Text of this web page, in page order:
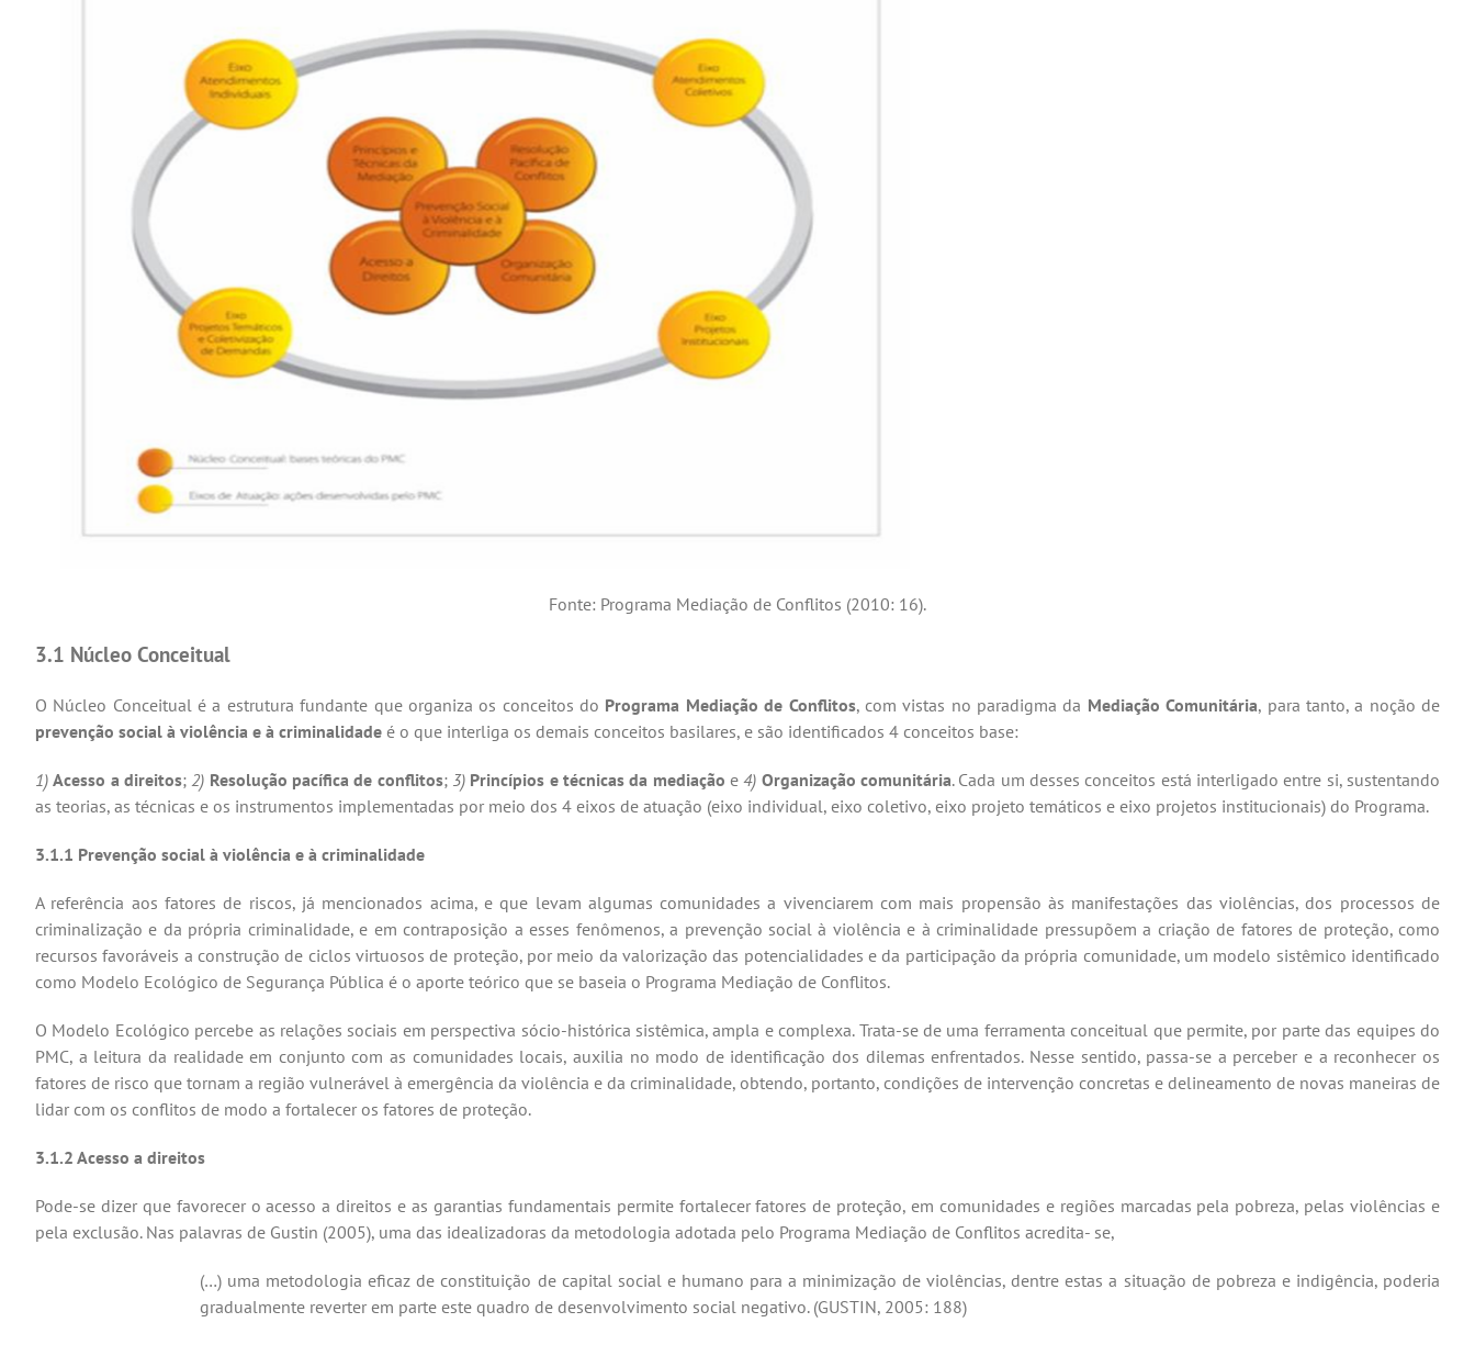
Fonte: Programa Mediação de Conflitos (2010: 16).
3.1 Núcleo Conceitual
O Núcleo Conceitual é a estrutura fundante que organiza os conceitos do Programa Mediação de Conflitos, com vistas no paradigma da Mediação Comunitária, para tanto, a noção de
prevenção social à violência e à criminalidade é o que interliga os demais conceitos basilares, e são identificados 4 conceitos base:
1)Acesso a direitos;2) Resolução pacífica de conflitos; 3) Princípios e técnicas da mediação e4) Organização comunitária. Cada um desses conceitos está interligado entre si, sustentando
as teorias, as técnicas e os instrumentos implementadas por meio dos 4 eixos de atuação (eixo individual, eixo coletivo, eixo projeto temáticos e eixo projetos institucionais) do Programa.
3.1.1 Prevenção social à violência e à criminalidade
A referência aos fatores de riscos, já mencionados acima, e que levam algumas comunidades a vivenciarem com mais propensão às manifestações das violências, dos processos de
criminalização e da própria criminalidade, e em contraposição a esses fenômenos, a prevenção social à violência e à criminalidade pressupõem a criação de fatores de proteção, como
recursos favoráveis a construção de ciclos virtuosos de proteção, por meio da valorização das potencialidades e da participação da própria comunidade, um modelo sistêmico identificado
como Modelo Ecológico de Segurança Pública é o aporte teórico que se baseia o Programa Mediação de Conflitos.
O Modelo Ecológico percebe as relações sociais em perspectiva sócio-histórica sistêmica, ampla e complexa. Trata-se de uma ferramenta conceitual que permite, por parte das equipes do
PMC, a leitura da realidade em conjunto com as comunidades locais, auxilia no modo de identificação dos dilemas enfrentados. Nesse sentido, passa-se a perceber e a reconhecer os
fatores de risco que tornam a região vulnerável à emergência da violência e da criminalidade, obtendo, portanto, condições de intervenção concretas e delineamento de novas maneiras de
lidar com os conflitos de modo a fortalecer os fatores de proteção.
3.1.2 Acesso a direitos
Pode-se dizer que favorecer o acesso a direitos e as garantias fundamentais permite fortalecer fatores de proteção, em comunidades e regiões marcadas pela pobreza, pelas violências e
pela exclusão. Nas palavras de Gustin (2005), uma das idealizadoras da metodologia adotada pelo Programa Mediação de Conflitos acredita- se,
(…) uma metodologia eficaz de constituição de capital social e humano para a minimização de violências, dentre estas a situação de pobreza e indigência, poderia
gradualmente reverter em parte este quadro de desenvolvimento social negativo. (GUSTIN, 2005: 188)